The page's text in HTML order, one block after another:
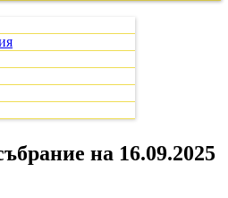
на 16.09.2025